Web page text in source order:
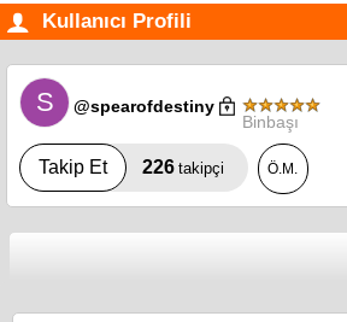
Kullanıcı Profili
S @spearofdestiny
Binbaşı
Takip Et 226 takipçi Ö.M.